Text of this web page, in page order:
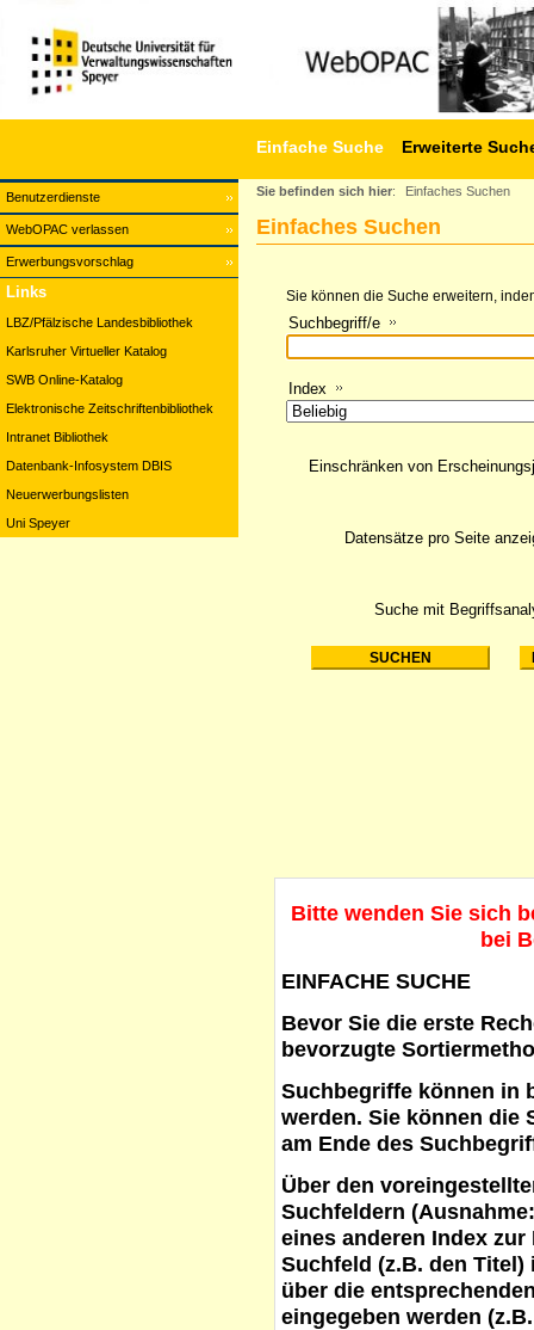
Benutzerdienste
WebOPAC verlassen
Erwerbungsvorschlag
Einfache Suche Erweiterte
Links
LBZ/Pfälzische Landesbibliothek
Karlsruher Virtueller Katalog
SWB Online-Katalog
Elektronische Zeitschriftenbibliothek
Intranet Bibliothek
Datenbank-Infosystem DBIS
Neuerwerbungslisten
Uni Speyer
Sie befinden sich hier: Einfaches Suchen
Einfaches Suchen
Sie können die Suche erweitern,
Suchbegriff/e
Index
Suche mit
Einschränken von
Datensätze pro Seite
Bitte wenden Sie sich
bei
EINFACHE SUCHE
Bevor Sie die erste
bevorzugte
Suchbegriffe können in
werden. Sie können die
am Ende des
Über den
Suchfeldern
eines anderen Index
Suchfeld (z.B. den
über die
eingegeben werden